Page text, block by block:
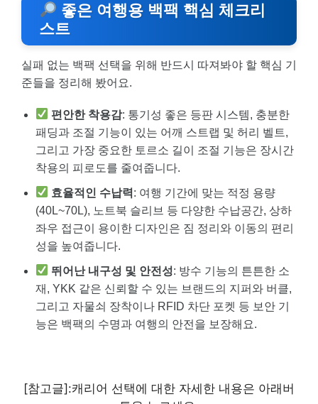
좋은 여행용 백팩 핵심 체크리
스트
실패 없는 백팩 선택을 위해 반드시 따져봐야 할 핵심 기
준들을 정리해 봤어요.
편안한 착용감: 통기성 좋은 등판 시스템, 충분한
패딩과 조절 기능이 있는 어깨 스트랩 및 허리 벨트,
그리고 가장 중요한 토르소 길이 조절 기능은 장시간
착용의 피로도를 줄여줍니다.
효율적인 수납력 : 여행 기간에 맞는 적정 용량
(40L~70L), 노트북 슬리브 등 다양한 수납공간, 상하
좌우 접근이 용이한 디자인은 짐 정리와 이동의 편리
성을 높여줍니다.
뛰어난 내구성 및 안전성: 방수 기능의 튼튼한 소
재, YKK 같은 신뢰할 수 있는 브랜드의 지퍼와 버클,
그리고 자물쇠 장착이나 RFID 차단 포켓 등 보안 기
능은 백팩의 수명과 여행의 안전을 보장해요.
[참고글]:캐리어 선택에 대한 자세한 내용은 아래버